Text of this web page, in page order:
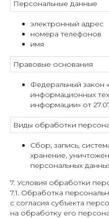
Персональные данные
электронный адрес
номера телефонов
имя
Правовые основания
Федеральный закон
информационных
информации» от
Виды обработки
Сбор, запись,
хранение,
персональных
7. Условия обработки
7.1. Обработка
с согласия субъекта
на обработку его